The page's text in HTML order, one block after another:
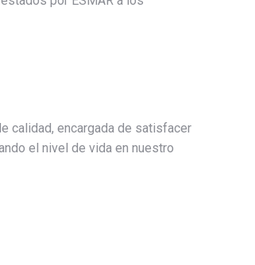
calidad, encargada de satisfacer
el nivel de vida en nuestro